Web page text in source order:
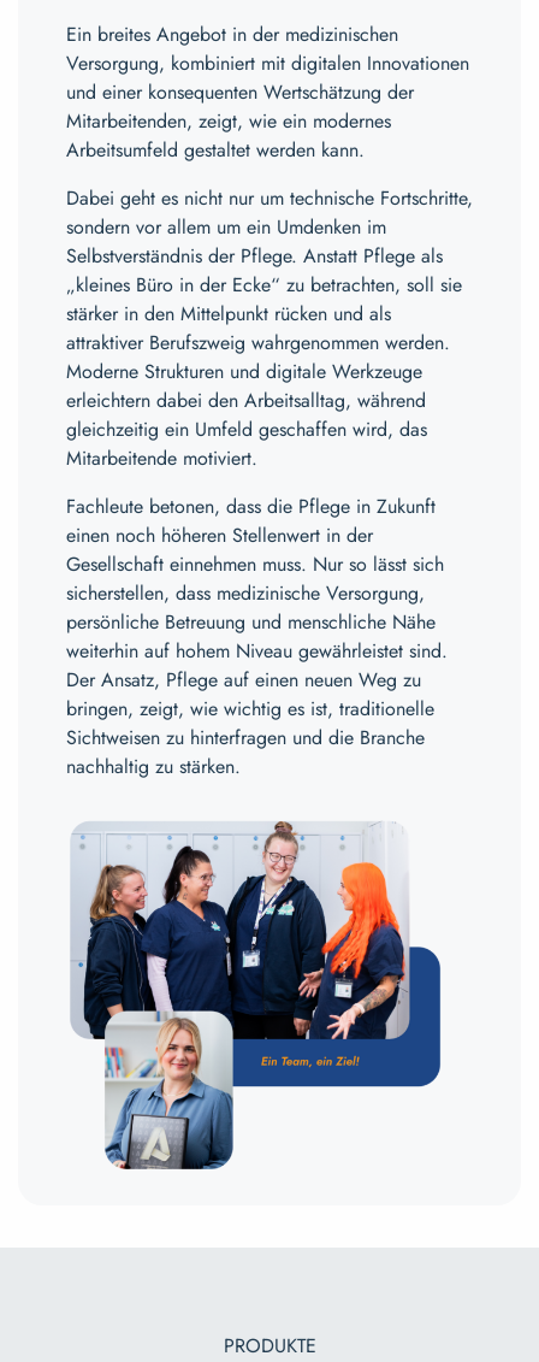
Ein breites Angebot in der medizinischen
Versorgung, kombiniert mit digitalen Innovationen
und einer konsequenten Wertschätzung der
Mitarbeitenden, zeigt, wie ein modernes
Arbeitsumfeld gestaltet werden kann.
Dabei geht es nicht nur um technische Fortschritte,
sondern vor allem um ein Umdenken im
Selbstverständnis der Pflege. Anstatt Pflege als
„kleines Büro in der Ecke“ zu betrachten, soll sie
stärker in den Mittelpunkt rücken und als
attraktiver Berufszweig wahrgenommen werden.
Moderne Strukturen und digitale Werkzeuge
erleichtern dabei den Arbeitsalltag, während
gleichzeitig ein Umfeld geschaffen wird, das
Mitarbeitende motiviert.
Fachleute betonen, dass die Pflege in Zukunft
einen noch höheren Stellenwert in der
Gesellschaft einnehmen muss. Nur so lässt sich
sicherstellen, dass medizinische Versorgung,
persönliche Betreuung und menschliche Nähe
weiterhin auf hohem Niveau gewährleistet sind.
Der Ansatz, Pflege auf einen neuen Weg zu
bringen, zeigt, wie wichtig es ist, traditionelle
Sichtweisen zu hinterfragen und die Branche
nachhaltig zu stärken.
PRODUKTE